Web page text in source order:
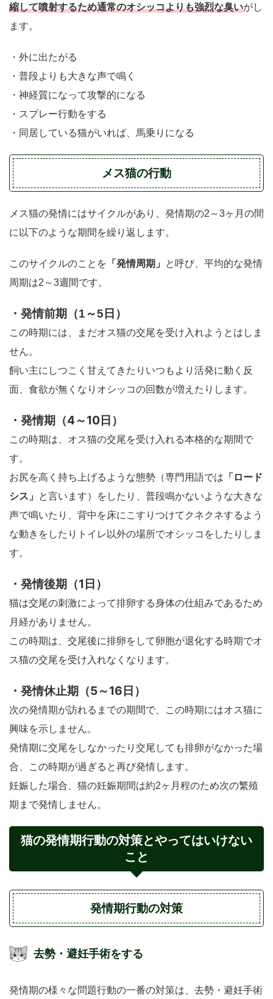
縮して噴射するため通常のオシッコよりも強烈な臭いがし
ます。
・外に出たがる
・普段よりも大きな声で鳴く
・神経質になって攻撃的になる
・スプレー行動をする
・同居している猫がいれば、馬乗りになる
メス猫の行動
メス猫の発情にはサイクルがあり、発情期の2～3ヶ月の間
に以下のような期間を繰り返します。
このサイクルのことを 「発情周期」
と呼び、平均的な発情
周期は2～3週間です。
・発情前期（1～5日）
この時期には、まだオス猫の交尾を受け入れようとはしま
せん。
飼い主にしつこく甘えてきたりいつもより活発に動く反
面、食欲が無くなりオシッコの回数が増えたりします。
・発情期（4～10日）
この時期は、オス猫の交尾を受け入れる本格的な期間で
す。
お尻を高く持ち上げるような態勢（専門用語では 「ロード
シス」
と言います）をしたり、普段鳴かないような大きな
声で鳴いたり、背中を床にこすりつけてクネクネするよう
な動きをしたりトイレ以外の場所でオシッコをしたりしま
す。
・発情後期（1日）
猫は交尾の刺激によって排卵する身体の仕組みであるため
月経がありません。
この時期は、交尾後に排卵をして卵胞が退化する時期でオ
ス猫の交尾を受け入れなくなります。
・発情休止期（5～16日）
次の発情期が訪れるまでの期間で、この時期にはオス猫に
興味を示しません。
発情期に交尾をしなかったり交尾しても排卵がなかった場
合、この時期が過ぎると再び発情します。
妊娠した場合、猫の妊娠期間は約2ヶ月程のため次の繁殖
期まで発情しません。
猫の発情期行動の対策とやってはいけない
こと
発情期行動の対策
去勢・避妊手術をする
発情期の様々な問題行動の一番の対策は、去勢・避妊手術